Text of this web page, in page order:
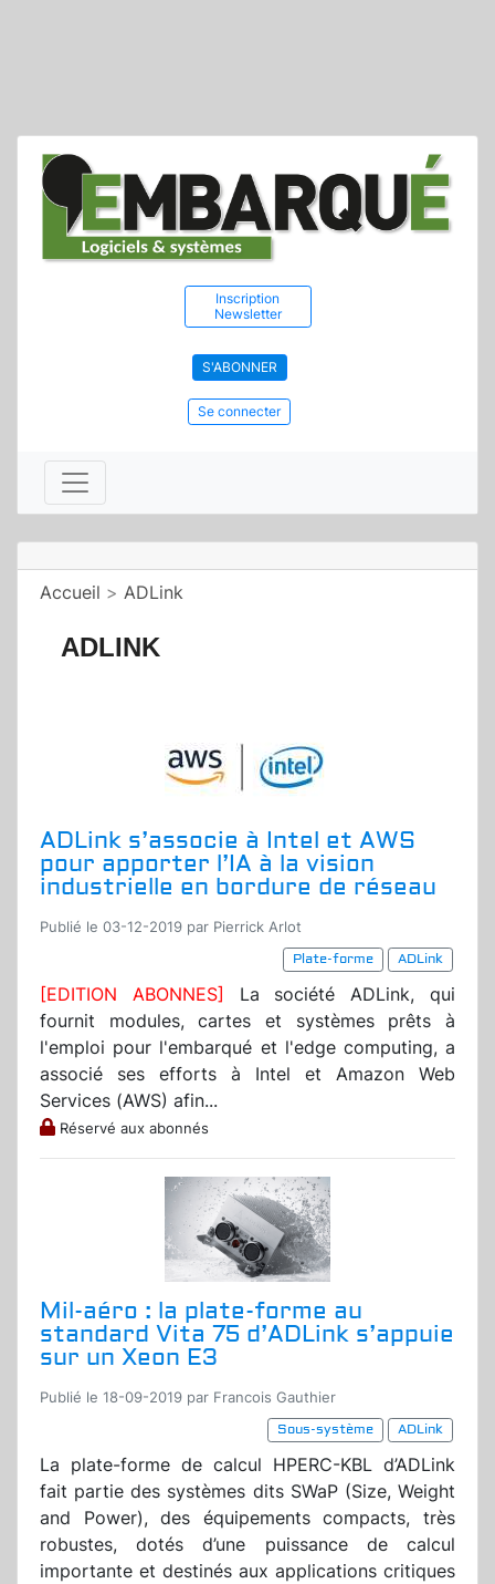
Inscription
Newsletter
S'ABONNER
Se connecter
Accueil > ADLink
ADLINK
ADLink s’associe à Intel et AWS
pour apporter l’IA à la vision
industrielle en bordure de réseau
Publié le 03-12-2019 par Pierrick Arlot
Plate-forme
ADLink
[EDITION ABONNES] La société ADLink, qui
fournit modules, cartes et systèmes prêts à
l'emploi pour l'embarqué et l'edge computing, a
associé ses efforts à Intel et Amazon Web
Services (AWS) afin...
Réservé aux abonnés
Mil-aéro : la plate-forme au
standard Vita 75 d’ADLink s’appuie
sur un Xeon E3
Publié le 18-09-2019 par Francois Gauthier
Sous-système
ADLink
La plate-forme de calcul HPERC-KBL d’ADLink
fait partie des systèmes dits SWaP (Size, Weight
and Power), des équipements compacts, très
robustes, dotés d’une puissance de calcul
importante et destinés aux applications critiques